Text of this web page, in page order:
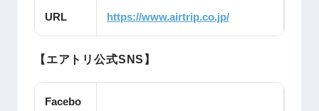
URL https://www.airtrip.co.jp/
【エアトリ公式SNS】
Facebo